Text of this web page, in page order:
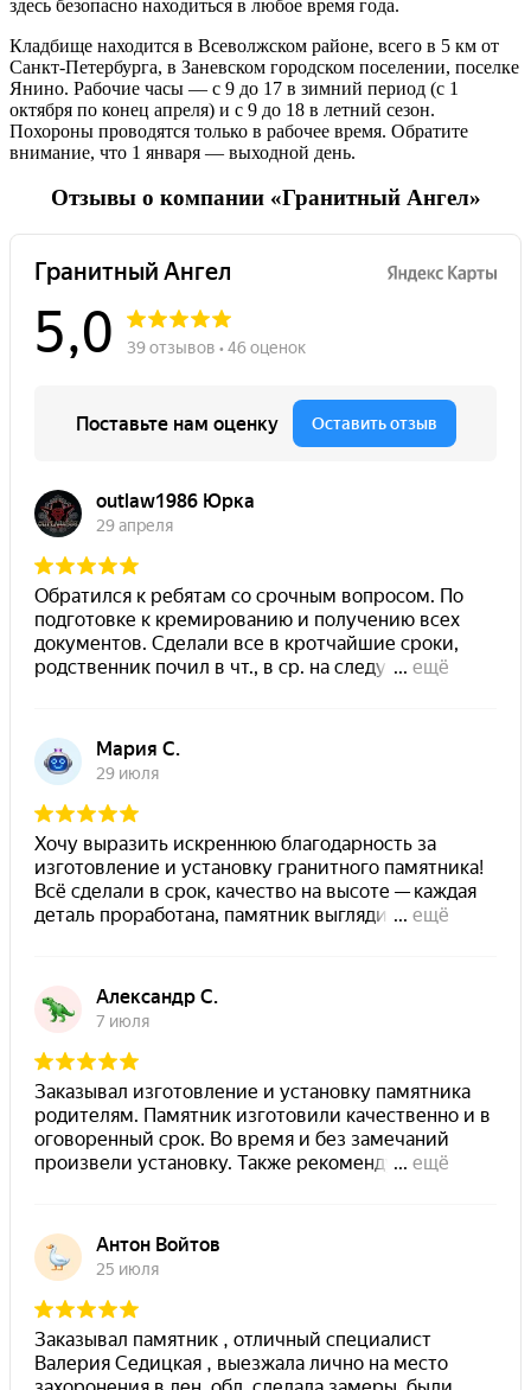
здесь безопасно находиться в любое время года.
Кладбище находится в Всеволжском районе, всего в 5 км от
Санкт-Петербурга, в Заневском городском поселении, поселке
Янино. Рабочие часы — с 9 до 17 в зимний период (с 1
октября по конец апреля) и с 9 до 18 в летний сезон.
Похороны проводятся только в рабочее время. Обратите
внимание, что 1 января — выходной день.
Отзывы о компании «Гранитный Ангел»